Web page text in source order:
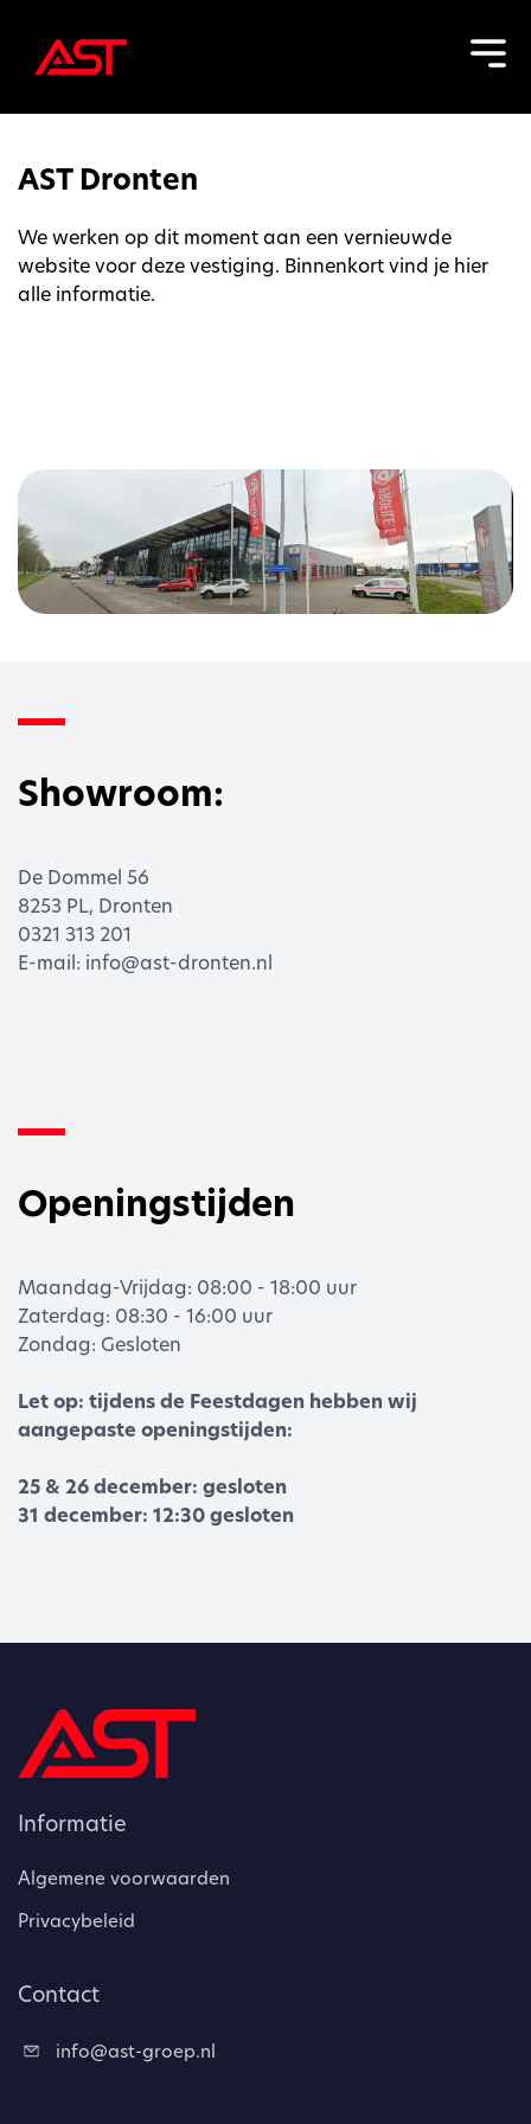
AST Dronten
We werken op dit moment aan een vernieuwde
website voor deze vestiging. Binnenkort vind je hier
alle informatie.
Showroom:
De Dommel 56
8253 PL, Dronten
0321 313 201
E-mail: info@ast-dronten.nl
Openingstijden
Maandag-Vrijdag: 08:00 - 18:00 uur
Zaterdag: 08:30 - 16:00 uur
Zondag: Gesloten
Let op: tijdens de Feestdagen hebben wij
aangepaste openingstijden:
25 & 26 december: gesloten
31 december: 12:30 gesloten
Informatie
Algemene voorwaarden
Privacybeleid
Contact
info@ast-groep.nl